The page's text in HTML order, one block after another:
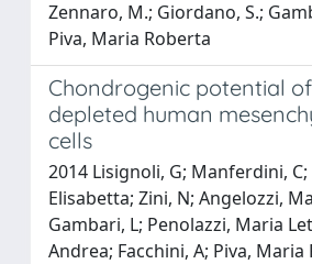
Zennaro, M.; Giordano, S.;
Piva, Maria Roberta
Chondrogenic potential
depleted human
cells
2014 Lisignoli, G; Manferdini,
Elisabetta; Zini, N; Angelozzi,
Gambari, L; Penolazzi, Maria
Andrea; Facchini, A; Piva, Maria